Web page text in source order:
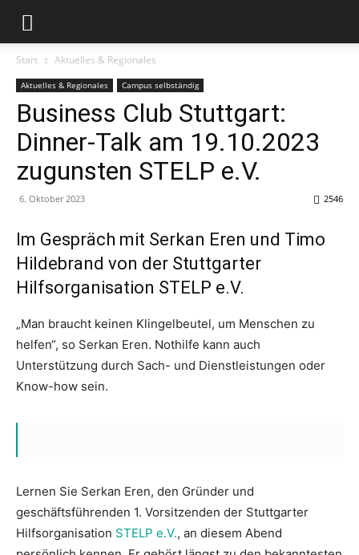
Start Aktuelles & Regionales
Aktuelles & Regionales Campus selbständig
Business Club Stuttgart:
Dinner-Talk am 19.10.2023
zugunsten STELP e.V.
6. Oktober 2023 2546
Im Gespräch mit Serkan Eren und Timo
Hildebrand von der Stuttgarter
Hilfsorganisation STELP e.V.
„Man braucht keinen Klingelbeutel, um Menschen zu
helfen“, so Serkan Eren. Nothilfe kann auch
Unterstützung durch Sach- und Dienstleistungen oder
Know-how sein.
Lernen Sie Serkan Eren, den Gründer und
geschäftsführenden 1. Vorsitzenden der Stuttgarter
Hilfsorganisation STELP e.V., an diesem Abend